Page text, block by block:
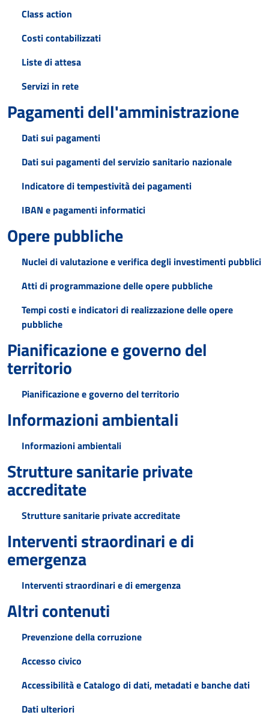
Class action
Costi contabilizzati
Liste di attesa
Servizi in rete
Pagamenti dell'amministrazione
Dati sui pagamenti
Dati sui pagamenti del servizio sanitario nazionale
Indicatore di tempestività dei pagamenti
IBAN e pagamenti informatici
Opere pubbliche
Nuclei di valutazione e verifica degli investimenti pubblici
Atti di programmazione delle opere pubbliche
Tempi costi e indicatori di realizzazione delle opere
pubbliche
Pianificazione e governo del
territorio
Pianificazione e governo del territorio
Informazioni ambientali
Informazioni ambientali
Strutture sanitarie private
accreditate
Strutture sanitarie private accreditate
Interventi straordinari e di
emergenza
Interventi straordinari e di emergenza
Altri contenuti
Prevenzione della corruzione
Accesso civico
Accessibilità e Catalogo di dati, metadati e banche dati
Dati ulteriori